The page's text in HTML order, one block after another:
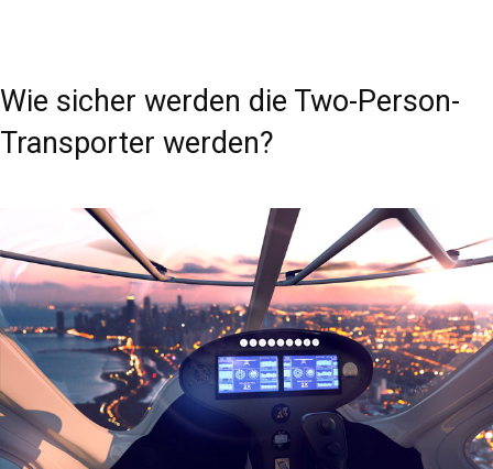
Wie sicher werden die Two-Person-
Transporter werden?